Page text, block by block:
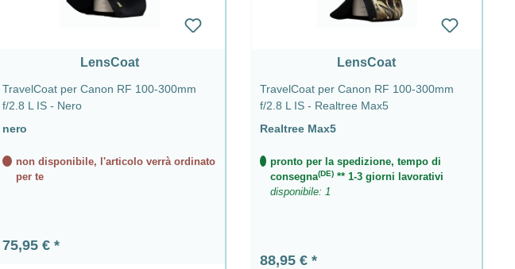
LensCoat
TravelCoat per Canon RF 100-300mm
f/2.8 L IS - Nero
nero
non disponibile, l'articolo verrà ordinato
per te
Prezzo normale:
75,95 €
LensCoat
TravelCoat per Canon RF 100-300mm
f/2.8 L IS - Realtree Max5
Realtree Max5
pronto per la spedizione, tempo di
consegna(DE)** 1-3 giorni lavorativi
disponibile: 1
Prezzo normale:
88,95 €